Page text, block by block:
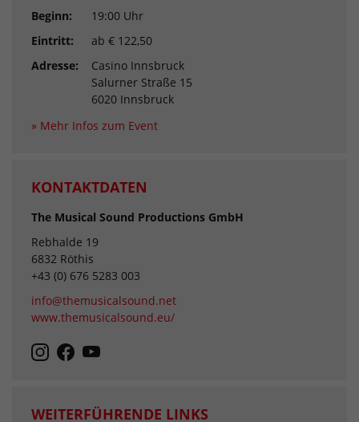
Beginn:
19:00 Uhr
Eintritt:
ab € 122,50
Adresse:
Casino Innsbruck
Salurner Straße 15
6020 Innsbruck
» Mehr Infos zum Event
KONTAKTDATEN
The Musical Sound Productions GmbH
Rebhalde 19
6832 Röthis
+43 (0) 676 5283 003
info@themusicalsound.net
www.themusicalsound.eu/
WEITERFÜHRENDE LINKS